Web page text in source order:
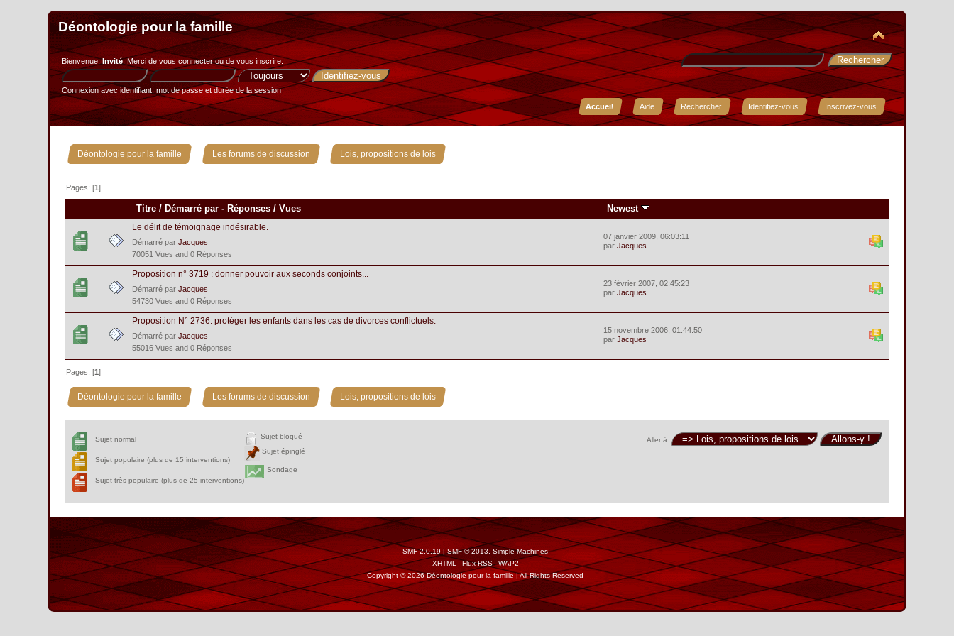
Déontologie pour la famille
Bienvenue,Invité. Merci devous connecterou devous inscrire.
Connexion avec identifiant, mot de passe et durée de la session
Accueil
Aide Rechercher Identifiez-vous Inscrivez-vous
Déontologie pour la famille » Les forums de discussion » Lois, propositions de lois
Pages: [1]
Titre / Démarré par - Réponses /Vues Newest
Le délit de témoignage indésirable.
Démarré parJacques
70051 Vues and 0 Réponses
07 janvier 2009, 06:03:11
parJacques
Proposition n° 3719 : donner pouvoir aux seconds conjoints...
Démarré parJacques
54730 Vues and 0 Réponses
23 février 2007, 02:45:23
parJacques
Proposition N° 2736: protéger les enfants dans les cas de divorces conflictuels.
Démarré parJacques
55016 Vues and 0 Réponses
15 novembre 2006, 01:44:50
parJacques
Pages: [1]
Déontologie pour la famille » Les forums de discussion » Lois, propositions de lois
Aller à:
Sujet normal
Sujet populaire (plus de 15 interventions)
Sujet très populaire (plus de 25 interventions)
Sujet bloqué
Sujet épinglé
Sondage
SMF 2.0.19 | SMF © 2013
Simple Machines
XHTML
Flux RSS
WAP2
Copyright © 2026 Déontologie pour la famille | All Rights Reserved